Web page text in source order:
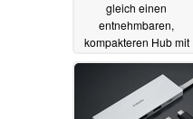
gleich einen
entnehmbaren,
kompakteren Hub mit
02.12.2025